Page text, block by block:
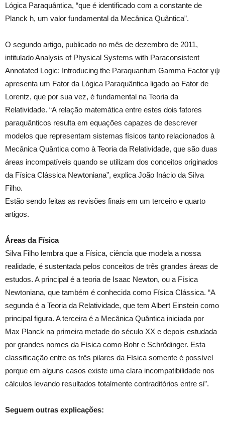
Lógica Paraquântica, “que é identificado com a constante de
Planck h, um valor fundamental da Mecânica Quântica”.
O segundo artigo, publicado no mês de dezembro de 2011,
intitulado Analysis of Physical Systems with Paraconsistent
Annotated Logic: Introducing the Paraquantum Gamma Factor γψ
apresenta um Fator da Lógica Paraquântica ligado ao Fator de
Lorentz, que por sua vez, é fundamental na Teoria da
Relatividade. “A relação matemática entre estes dois fatores
paraquânticos resulta em equações capazes de descrever
modelos que representam sistemas físicos tanto relacionados à
Mecânica Quântica como à Teoria da Relatividade, que são duas
áreas incompatíveis quando se utilizam dos conceitos originados
da Física Clássica Newtoniana”, explica João Inácio da Silva
Filho.
Estão sendo feitas as revisões finais em um terceiro e quarto
artigos.
Áreas da Física
Silva Filho lembra que a Física, ciência que modela a nossa
realidade, é sustentada pelos conceitos de três grandes áreas de
estudos. A principal é a teoria de Isaac Newton, ou a Física
Newtoniana, que também é conhecida como Física Clássica. “A
segunda é a Teoria da Relatividade, que tem Albert Einstein como
principal figura. A terceira é a Mecânica Quântica iniciada por
Max Planck na primeira metade do século XX e depois estudada
por grandes nomes da Física como Bohr e Schrödinger. Esta
classificação entre os três pilares da Física somente é possível
porque em alguns casos existe uma clara incompatibilidade nos
cálculos levando resultados totalmente contraditórios entre si”.
Seguem outras explicações: